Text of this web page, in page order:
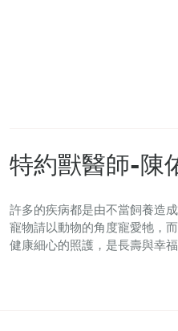
特約獸醫師-陳
許多的疾病都是由不當飼養造
寵物請以動物的角度寵愛牠，
健康細心的照護，是長壽與幸福